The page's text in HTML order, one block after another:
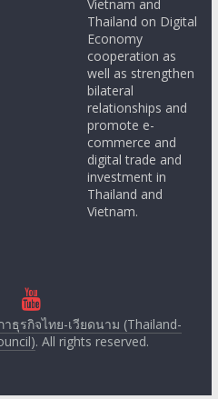
Vietnam and
Thailand on Digital
Economy
cooperation as
well as strengthen
bilateral
relationships and
promote e-
commerce and
digital trade and
investment in
Thailand and
Vietnam.
าธุรกิจไทย-เวียดนาม (Thailand-
. All rights reserved.